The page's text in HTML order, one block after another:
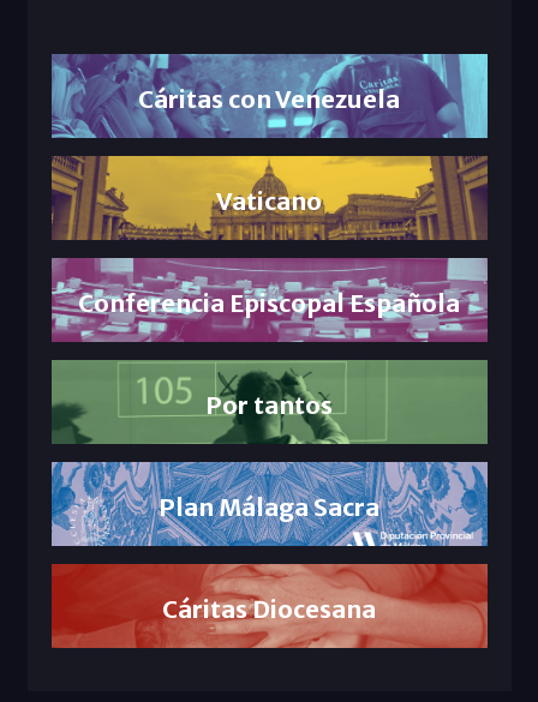
Cáritas con Venezuela
Vaticano
Conferencia Episcopal Española
Por tantos
Plan Málaga Sacra
Cáritas Diocesana